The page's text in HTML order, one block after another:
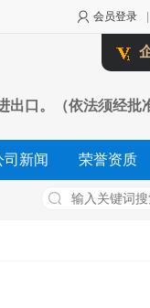
会员登录
出口。（依法须经批
司新闻 荣誉资质